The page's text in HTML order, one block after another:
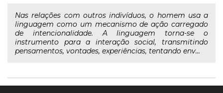
Nas relações com outros indivíduos, o homem usa a
linguagem como um mecanismo de ação carregado
de intencionalidade. A linguagem torna-se o
instrumento para a interação social, transmitindo
pensamentos, vontades, experiências, tentando env...